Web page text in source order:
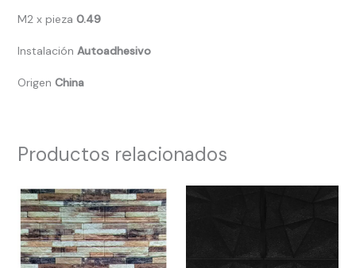
M2 x pieza 0.49
Instalación Autoadhesivo
Origen China
Productos relacionados